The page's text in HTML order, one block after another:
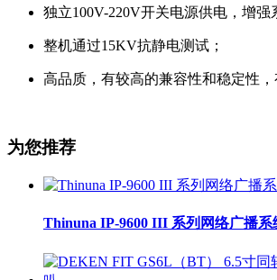
独立100V-220V开关电源供电，增强
整机通过15KV抗静电测试；
高品质，有较高的兼容性和稳定性，
为您推荐
Thinuna IP-9600 III 系列网络广播系